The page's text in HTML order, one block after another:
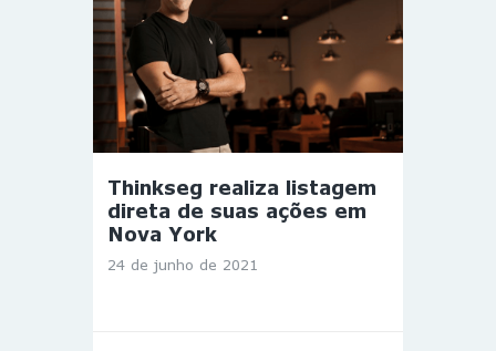
Thinkseg realiza listagem
direta de suas ações em
Nova York
24 de junho de 2021